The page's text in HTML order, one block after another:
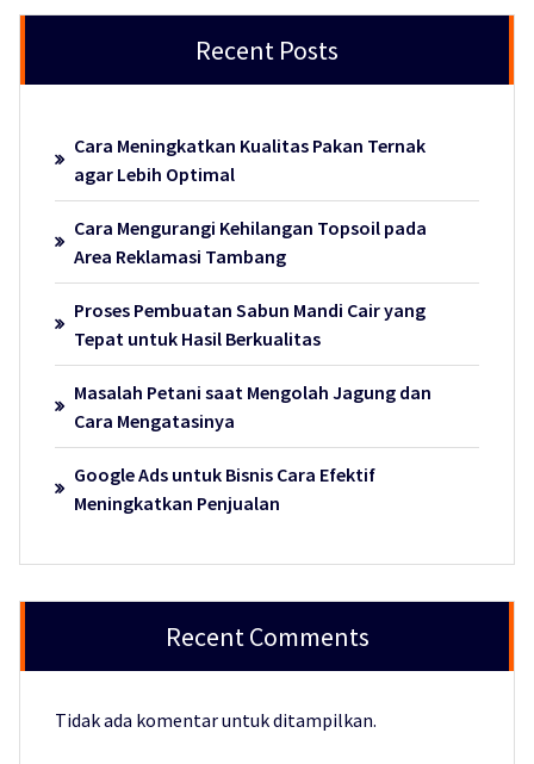
Recent Posts
Cara Meningkatkan Kualitas Pakan Ternak
agar Lebih Optimal
Cara Mengurangi Kehilangan Topsoil pada
Area Reklamasi Tambang
Proses Pembuatan Sabun Mandi Cair yang
Tepat untuk Hasil Berkualitas
Masalah Petani saat Mengolah Jagung dan
Cara Mengatasinya
Google Ads untuk Bisnis Cara Efektif
Meningkatkan Penjualan
Recent Comments
Tidak ada komentar untuk ditampilkan.